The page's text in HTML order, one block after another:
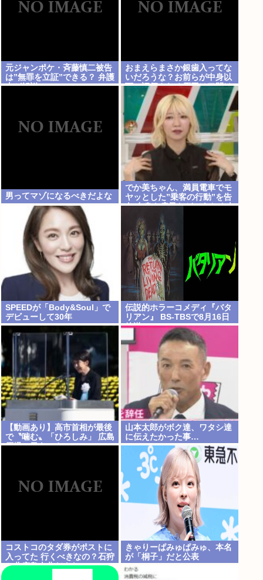
元ジャンポケ・斉藤慎二被告
は”無罪を立証”できる？ 弁護
士が解説
おまえらまさか銀歯入ってな
いだろうな？お前らが中身以
下に評価される原因は口開け
た時に見える銀歯
男ってマゾになるべきだよな
でか美ちゃん、満員電車でモ
ヤッとした”乗客の行動”を告
白 自身を扇子などであおぐ人
に「オイニーがつらくて…」
SPEEDが「Body&Soul」で
デビューして30年
伝説的ホラーコメディ『バタ
リアン』 BS-TBSで8月16日
放送
【動画あり】高市首相が最後
で〝噛む〟「ひろしみ」 広島
原爆の日あいさつ
山本太郎がボク達、ワタシ達
に伝えたかった事…
コストコのタダ券がポストに
入ってた 行くべきなの？石狩
か北広島大曲だよな
きゃりーぱみゅぱみゅ、本名
が「桐子」だと公表